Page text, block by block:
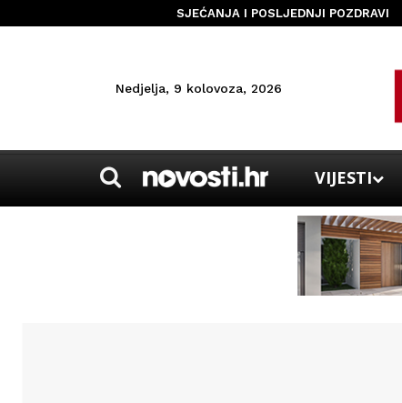
SJEĆANJA I POSLJEDNJI POZDRAVI
Nedjelja, 9 kolovoza, 2026
VIJESTI